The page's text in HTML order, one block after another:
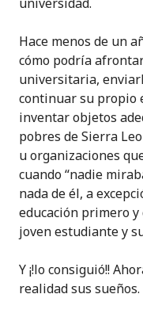
Hace menos de un
cómo podría
universitaria,
continuar su propio
inventar objetos
pobres de Sierra
u organizaciones
cuando “nadie
nada de él, a
educación primero
joven estudiante y
Y ¡!lo consiguió!!
realidad sus sueños.